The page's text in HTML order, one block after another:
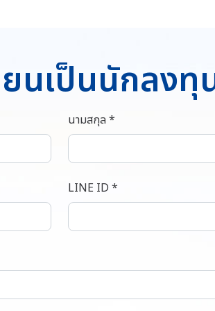
ยนเป็นนักลงทุ
นามสกุล *
LINE ID *